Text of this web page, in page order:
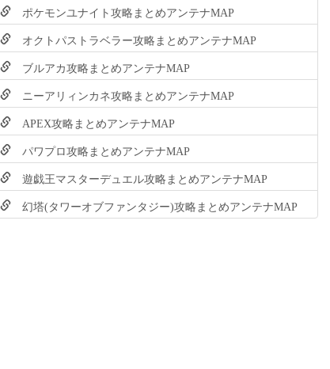
ポケモンユナイト攻略まとめアンテナMAP
オクトパストラベラー攻略まとめアンテナMAP
ブルアカ攻略まとめアンテナMAP
ニーアリィンカネ攻略まとめアンテナMAP
APEX攻略まとめアンテナMAP
パワプロ攻略まとめアンテナMAP
遊戯王マスターデュエル攻略まとめアンテナMAP
幻塔(タワーオブファンタジー)攻略まとめアンテナMAP